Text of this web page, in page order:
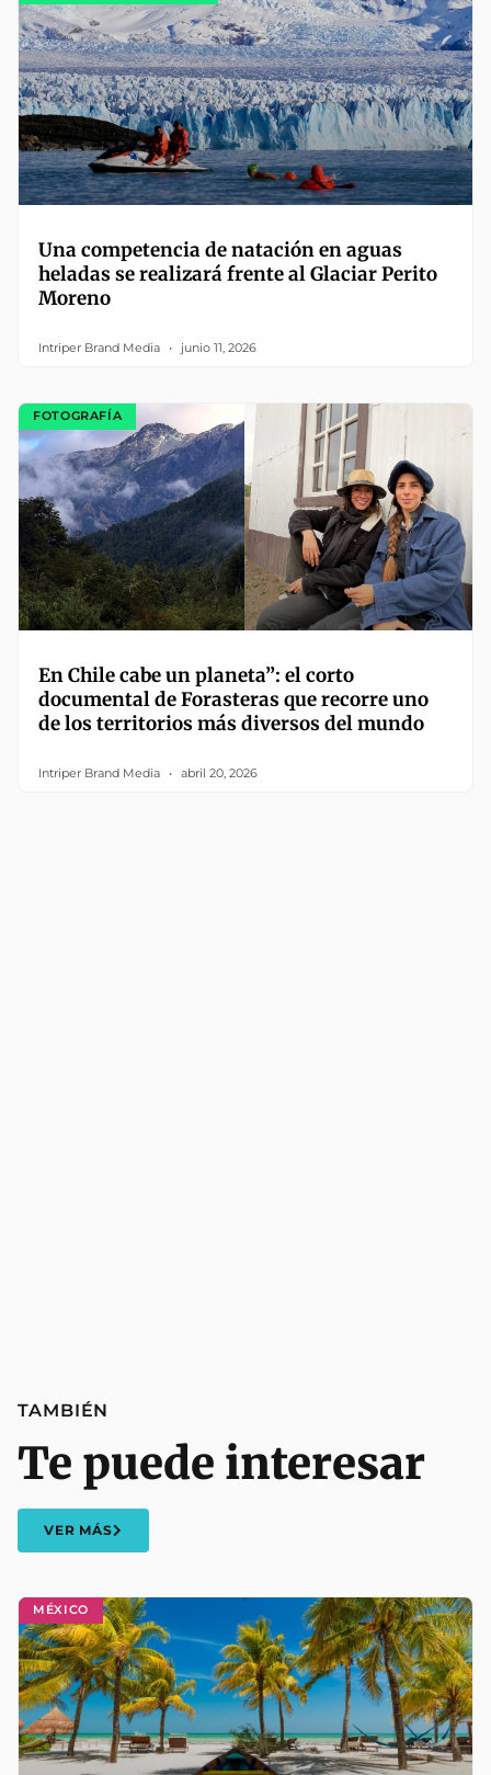
Una competencia de natación en aguas
heladas se realizará frente al Glaciar Perito
Moreno
Intriper Brand Media junio 11, 2026
FOTOGRAFÍA
En Chile cabe un planeta”: el corto
documental de Forasteras que recorre uno
de los territorios más diversos del mundo
Intriper Brand Media abril 20, 2026
MÉXICO
TAMBIÉN
Te puede interesar
VER MÁS